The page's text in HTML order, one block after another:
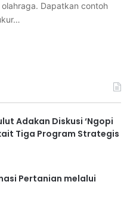
Dapatkan contoh
Adakan Diskusi ‘Ngopi
Tiga Program Strategis
Pertanian melalui